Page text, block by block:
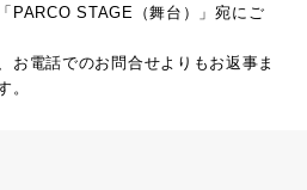
PARCO STAGE（舞台）」宛にご
お電話でのお問合せよりもお返事ま
。